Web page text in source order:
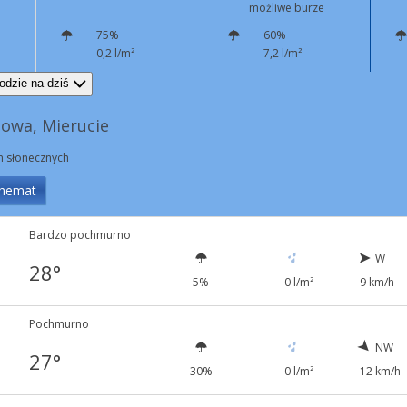
możliwe burze
75%
0,2 l/m²
60%
7,2 l/m²
na dziś
Mierucie
Bardzo pochmurno
28° 5% 0 l/m²
W
9 km/h
Pochmurno
27° 30% 0 l/m²
NW
12 km/h